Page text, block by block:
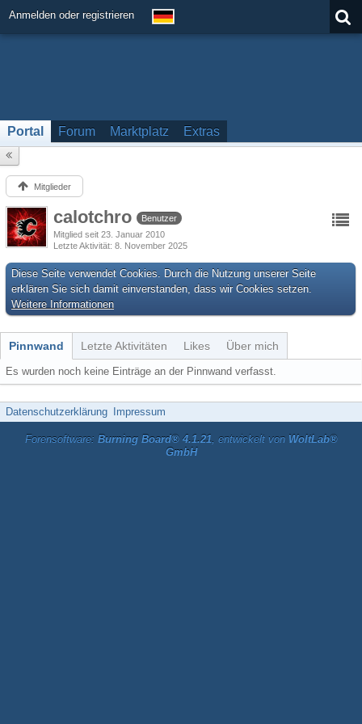
Anmelden oder registrieren
Portal Forum Marktplatz Extras
Mitglieder
calotchro
Benutzer
Mitglied seit 23. Januar 2010
Letzte Aktivität 8. November 2025
Diese Seite verwendet Cookies. Durch die Nutzung unserer Seite
erklären Sie sich damit einverstanden, dass wir Cookies setzen.
Weitere Informationen
Pinnwand Letzte Aktivitäten Likes Über mich
Es wurden noch keine Einträge an der Pinnwand verfasst.
Datenschutzerklärung Impressum
Forensoftware: Burning Board® 4.1.21, entwickelt von WoltLab®
GmbH